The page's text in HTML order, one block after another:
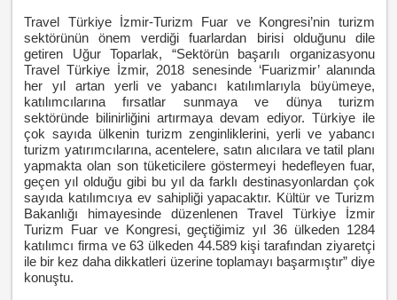
Travel Türkiye İzmir-Turizm Fuar ve Kongresi’nin turizm
sektörünün önem verdiği fuarlardan birisi olduğunu dile
getiren Uğur Toparlak, “Sektörün başarılı organizasyonu
Travel Türkiye İzmir, 2018 senesinde ‘Fuarizmir’ alanında
her yıl artan yerli ve yabancı katılımlarıyla büyümeye,
katılımcılarına fırsatlar sunmaya ve dünya turizm
sektöründe bilinirliğini artırmaya devam ediyor. Türkiye ile
çok sayıda ülkenin turizm zenginliklerini, yerli ve yabancı
turizm yatırımcılarına, acentelere, satın alıcılara ve tatil planı
yapmakta olan son tüketicilere göstermeyi hedefleyen fuar,
geçen yıl olduğu gibi bu yıl da farklı destinasyonlardan çok
sayıda katılımcıya ev sahipliği yapacaktır. Kültür ve Turizm
Bakanlığı himayesinde düzenlenen Travel Türkiye İzmir
Turizm Fuar ve Kongresi, geçtiğimiz yıl 36 ülkeden 1284
katılımcı firma ve 63 ülkeden 44.589 kişi tarafından ziyaretçi
ile bir kez daha dikkatleri üzerine toplamayı başarmıştır” diye
konuştu.